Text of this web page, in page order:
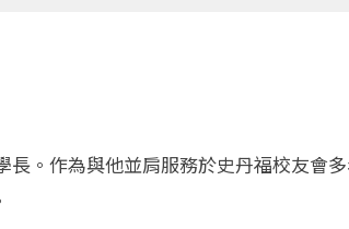
。作為與他並肩服務於史丹福校友會